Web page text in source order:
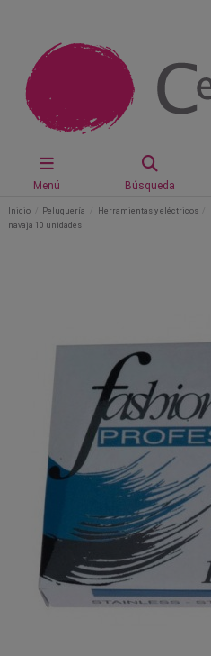
Menú Búsqueda
Inicio Peluquería Herramientas y eléctricos
navaja 10 unidades